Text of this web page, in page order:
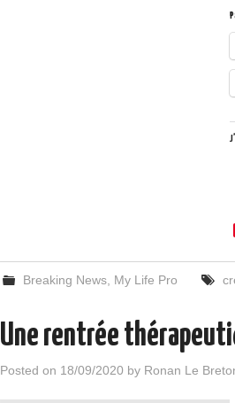
Breaking News My Life Pro
Une rentrée
Posted on 18/09/2020 by Ronan Le